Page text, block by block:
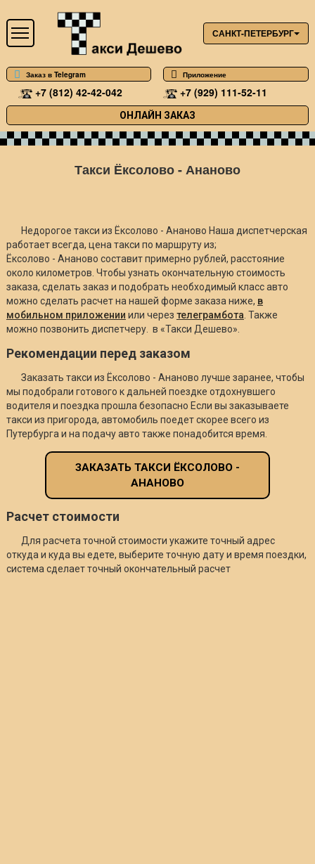
САНКТ-ПЕТЕРБУРГ
Заказ в Telegram Приложение
+7 (812) 42-42-042 +7 (929) 111-52-11
ОНЛАЙН ЗАКАЗ
Такси Ёксолово - Ананово
Недорогое такси из Ёксолово - Ананово Наша диспетчерская
работает всегда, цена такси по маршруту из;
Ёксолово - Ананово составит примерно рублей, расстояние
около километров. Чтобы узнать окончательную стоимость
заказа, сделать заказ и подобрать необходимый класс авто
можно сделать расчет на нашей форме заказа ниже, в
мобильном приложении или через телеграмбота . Также
можно позвонить диспетчеру. в «Такси Дешево».
Рекомендации перед заказом
Заказать такси из Ёксолово - Ананово лучше заранее, чтобы
мы подобрали готового к дальней поездке отдохнувшего
водителя и поездка прошла безопасно Если вы заказываете
такси из пригорода, автомобиль поедет скорее всего из
Путербурга и на подачу авто также понадобится время.
ЗАКАЗАТЬ ТАКСИ ЁКСОЛОВО -
АНАНОВО
Расчет стоимости
Для расчета точной стоимости укажите точный адрес
откуда и куда вы едете, выберите точную дату и время поездки,
система сделает точный окончательный расчет